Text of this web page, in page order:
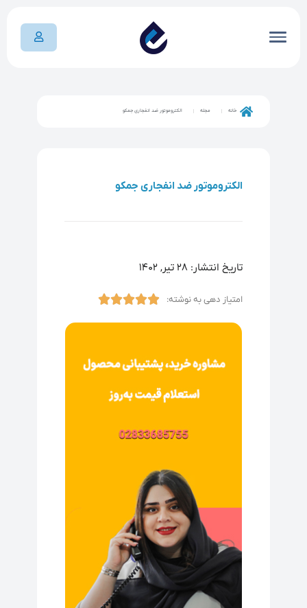
خانه مجله الکتروموتور ضد انفجاری جمکو
الکتروموتور ضد انفجاری جمکو
تاریخ انتشار: ۲۸ تیر, ۱۴۰۲
امتیاز دهی به نوشته: 



